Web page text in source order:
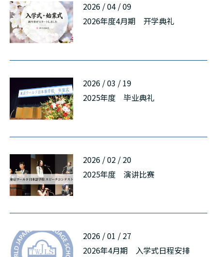
2026 / 04 / 09
2026年度4月期 开学典礼
2026 / 03 / 19
2025年度 毕业典礼
2026 / 02 / 20
2025年度 演讲比赛
2026 / 01 / 27
2026年4月期 入学式日程安排